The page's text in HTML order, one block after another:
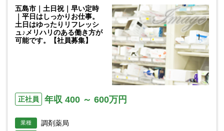
五島市｜土日祝｜早い定時
｜平日はしっかりお仕事。
土日はゆったりリフレッシ
ュ♪メリハリのある働き方が
可能です。【社員募集】
正社員 年収 400 ～ 600万円
業種 調剤薬局